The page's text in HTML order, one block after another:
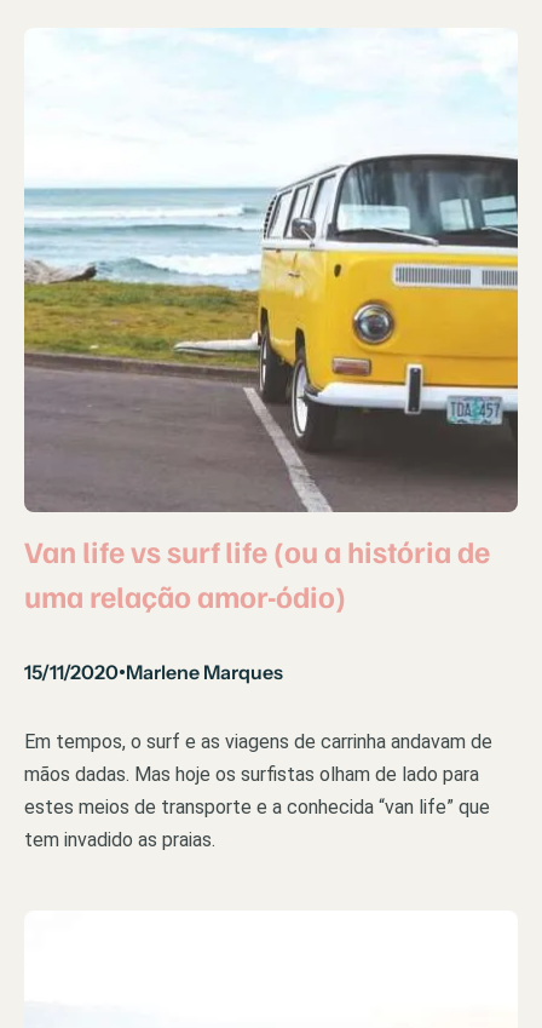
Van life vs surf life (ou a história de
uma relação amor-ódio)
15/11/2020•Marlene Marques
Em tempos, o surf e as viagens de carrinha andavam de
mãos dadas. Mas hoje os surfistas olham de lado para
estes meios de transporte e a conhecida “van life” que
tem invadido as praias.